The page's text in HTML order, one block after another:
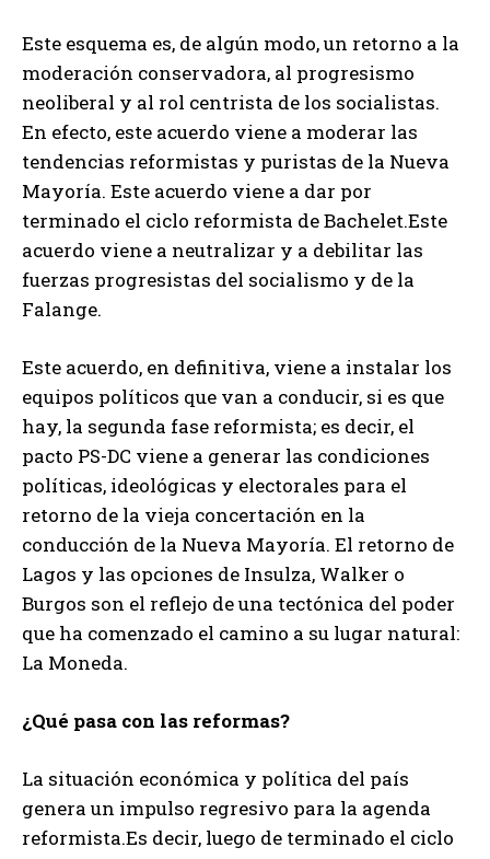
Este esquema es, de algún modo, un retorno a la
moderación conservadora, al progresismo
neoliberal y al rol centrista de los socialistas.
En efecto, este acuerdo viene a moderar las
tendencias reformistas y puristas de la Nueva
Mayoría. Este acuerdo viene a dar por
terminado el ciclo reformista de Bachelet.Este
acuerdo viene a neutralizar y a debilitar las
fuerzas progresistas del socialismo y de la
Falange.
Este acuerdo, en definitiva, viene a instalar los
equipos políticos que van a conducir, si es que
hay, la segunda fase reformista; es decir, el
pacto PS-DC viene a generar las condiciones
políticas, ideológicas y electorales para el
retorno de la vieja concertación en la
conducción de la Nueva Mayoría. El retorno de
Lagos y las opciones de Insulza, Walker o
Burgos son el reflejo de una tectónica del poder
que ha comenzado el camino a su lugar natural:
La Moneda.
¿Qué pasa con las reformas?
La situación económica y política del país
genera un impulso regresivo para la agenda
reformista.Es decir, luego de terminado el ciclo